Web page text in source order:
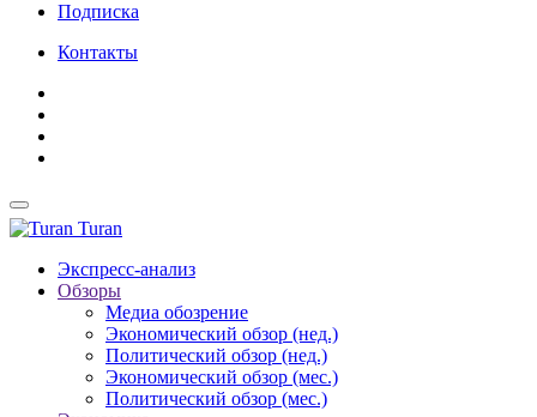
Подписка
Контакты
Turan
Экспресс-анализ
Обзоры
Медиа обозрение
Экономический обзор (нед.)
Политический обзор (нед.)
Экономический обзор (мес.)
Политический обзор (мес.)